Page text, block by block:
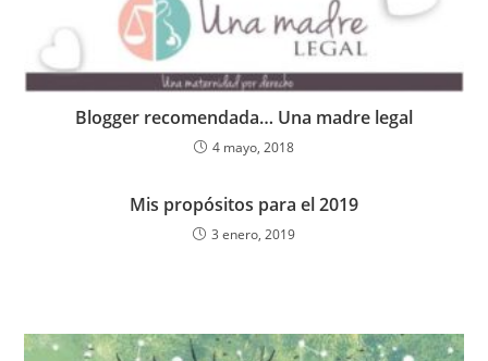
o
k
p
Blogger recomendada… Una madre legal
4 mayo, 2018
Mis propósitos para el 2019
3 enero, 2019